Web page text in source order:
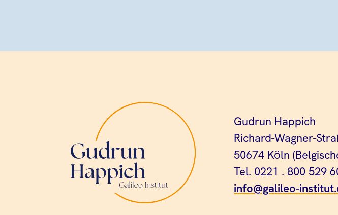
Gudrun Happich
Richard-Wagner-
50674 Köln
Tel. 0221 . 800 529
info@galileo-